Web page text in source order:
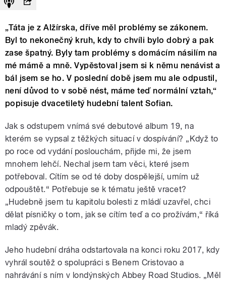
„Táta je z Alžírska, dříve měl problémy se zákonem.
Byl to nekonečný kruh, kdy to chvíli bylo dobrý a pak
zase špatný. Byly tam problémy s domácím násilím na
mé mámě a mně. Vypěstoval jsem si k němu nenávist a
bál jsem se ho. V poslední době jsem mu ale odpustil,
není důvod to v sobě nést, máme teď normální vztah,“
popisuje dvacetiletý hudební talent Sofian.
Jak s odstupem vnímá své debutové album 19, na
kterém se vypsal z těžkých situací v dospívání? „Když to
po roce od vydání poslouchám, přijde mi, že jsem
mnohem lehčí. Nechal jsem tam věci, které jsem
potřeboval. Cítím se od té doby dospělejší, umím už
odpouštět.“ Potřebuje se k tématu ještě vracet?
„Hudebně jsem tu kapitolu bolesti z mládí uzavřel, chci
dělat písničky o tom, jak se cítím teď a co prožívám,“ říká
mladý zpěvák.
Jeho hudební dráha odstartovala na konci roku 2017, kdy
vyhrál soutěž o spolupráci s Benem Cristovao a
nahrávání s ním v londýnských Abbey Road Studios. „Měl